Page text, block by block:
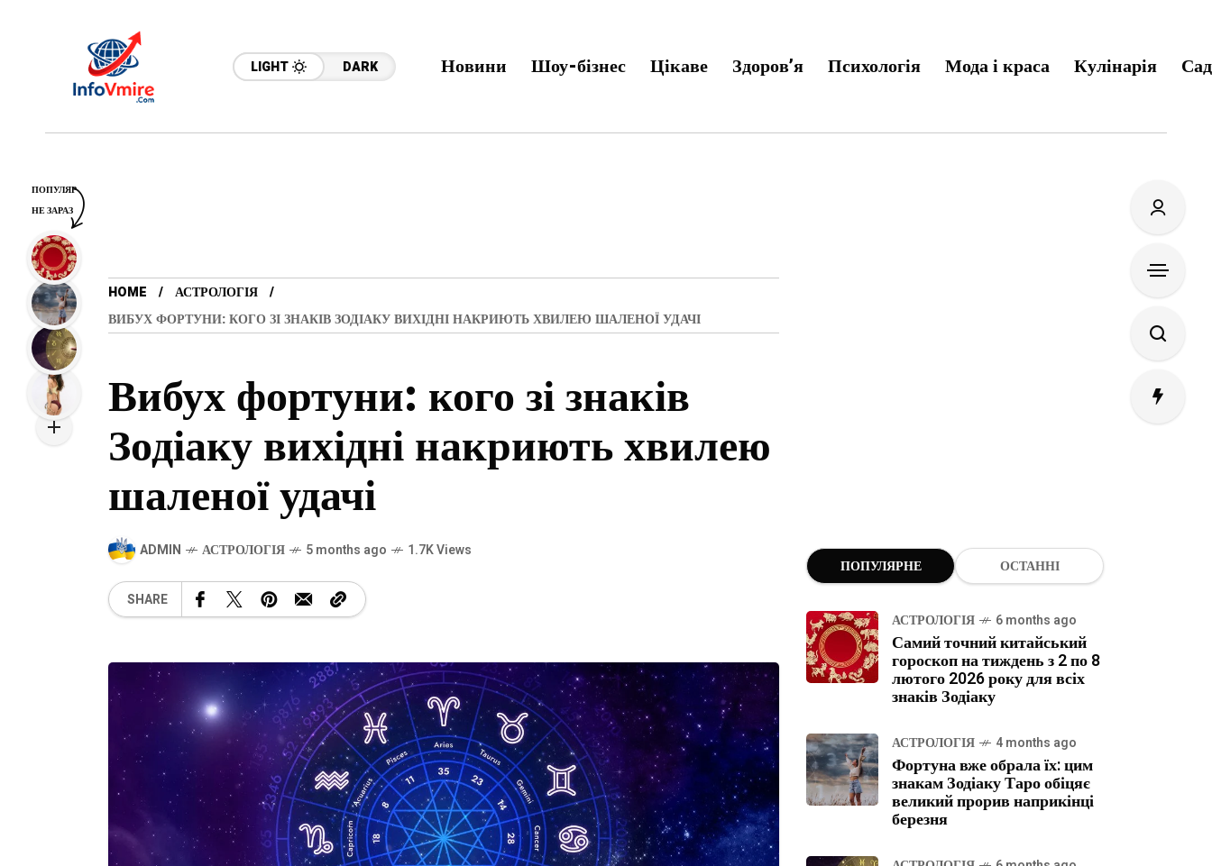
LIGHT DARK Новини Шоу-бізнес Цікаве Здоров’я Психологія Мода і краса Кулінарія
HOME
АСТРОЛОГІЯ
ВИБУХ ФОРТУНИ: КОГО ЗІ ЗНАКІВ ЗОДІАКУ ВИХІДНІ НАКРИЮТЬ ХВИЛЕЮ ШАЛЕНОЇ УДАЧІ
Вибух фортуни: кого зі знаків
Зодіаку вихідні накриють хвилею
шаленої удачі
ADMIN АСТРОЛОГІЯ 5 months ago 1.7K Views
SHARE
ПОПУЛЯРНЕ ОСТАННІ
АСТРОЛОГІЯ 6 months ago
Самий точний китайський
гороскоп на тиждень з 2 по 8
лютого 2026 року для всіх
знаків Зодіаку
АСТРОЛОГІЯ 4 months ago
Фортуна вже обрала їх: цим
знакам Зодіаку Таро обіцяє
великий прорив наприкінці
березня
ПОПУЛЯР
НЕ ЗАРАЗ